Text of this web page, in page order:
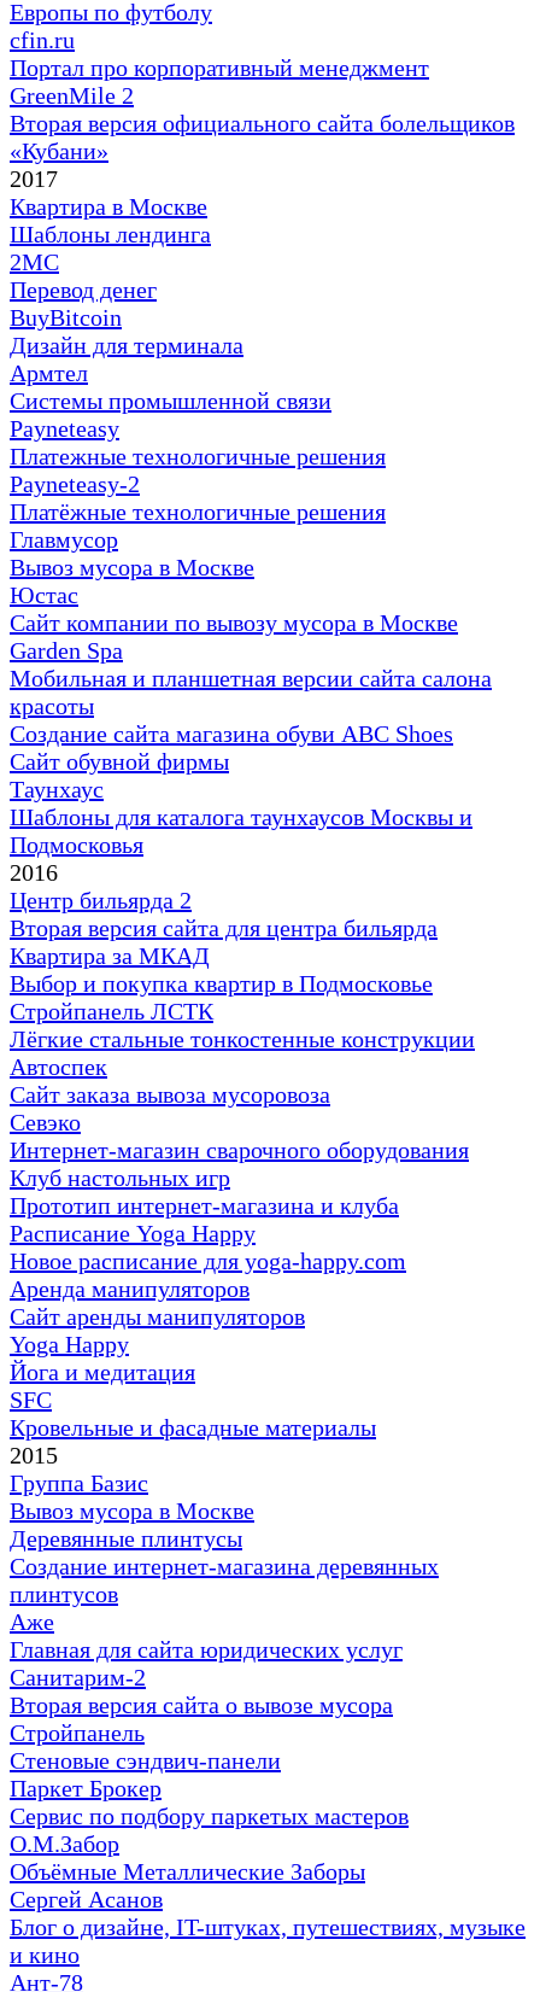
Европы по футболу
cfin.ru
Портал про корпоративный менеджмент
GreenMile 2
Вторая версия официального сайта болельщиков
«Кубани»
2017
Квартира в Москве
Шаблоны лендинга
2MC
Перевод денег
BuyBitcoin
Дизайн для терминала
Армтел
Cистемы промышленной связи
Payneteasy
Платежные технологичные решения
Payneteasy-2
Платёжные технологичные решения
Главмусор
Вывоз мусора в Москве
Юстас
Сайт компании по вывозу мусора в Москве
Garden Spa
Мобильная и планшетная версии сайта салона
красоты
Создание сайта магазина обуви ABC Shoes
Сайт обувной фирмы
Таунхаус
Шаблоны для каталога таунхаусов Москвы и
Подмосковья
2016
Центр бильярда 2
Вторая версия сайта для центра бильярда
Квартира за МКАД
Выбор и покупка квартир в Подмосковье
Стройпанель ЛСТК
Лёгкие стальные тонкостенные конструкции
Автоспек
Сайт заказа вывоза мусоровоза
Севэко
Интернет-магазин сварочного оборудования
Клуб настольных игр
Прототип интернет-магазина и клуба
Расписание Yoga Happy
Новое расписание для yoga-happy.com
Аренда манипуляторов
Сайт аренды манипуляторов
Yoga Happy
Йога и медитация
SFC
Кровельные и фасадные материалы
2015
Группа Базис
Вывоз мусора в Москве
Деревянные плинтусы
Создание интернет-магазина деревянных
плинтусов
Аже
Главная для сайта юридических услуг
Санитарим‐2
Вторая версия сайта о вывозе мусора
Стройпанель
Стеновые сэндвич-панели
Паркет Брокер
Сервис по подбору паркетых мастеров
О.М.Забор
Объёмные Металлические Заборы
Сергей Асанов
Блог о дизайне, IT-штуках, путешествиях, музыке
и кино
Ант-78